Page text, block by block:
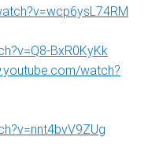
BxR0KyKk
watch?